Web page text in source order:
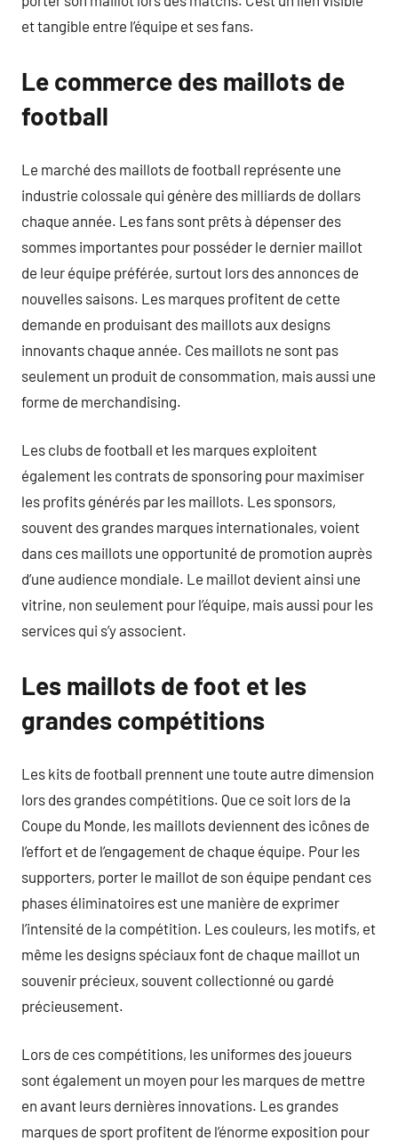
et tangible entre l’équipe et ses fans.
Le commerce des maillots de
football
Le marché des maillots de football représente une
industrie colossale qui génère des milliards de dollars
chaque année. Les fans sont prêts à dépenser des
sommes importantes pour posséder le dernier maillot
de leur équipe préférée, surtout lors des annonces de
nouvelles saisons. Les marques profitent de cette
demande en produisant des maillots aux designs
innovants chaque année. Ces maillots ne sont pas
seulement un produit de consommation, mais aussi une
forme de merchandising.
Les clubs de football et les marques exploitent
également les contrats de sponsoring pour maximiser
les profits générés par les maillots. Les sponsors,
souvent des grandes marques internationales, voient
dans ces maillots une opportunité de promotion auprès
d’une audience mondiale. Le maillot devient ainsi une
vitrine, non seulement pour l’équipe, mais aussi pour les
services qui s’y associent.
Les maillots de foot et les
grandes compétitions
Les kits de football prennent une toute autre dimension
lors des grandes compétitions. Que ce soit lors de la
Coupe du Monde, les maillots deviennent des icônes de
l’effort et de l’engagement de chaque équipe. Pour les
supporters, porter le maillot de son équipe pendant ces
phases éliminatoires est une manière de exprimer
l’intensité de la compétition. Les couleurs, les motifs, et
même les designs spéciaux font de chaque maillot un
souvenir précieux, souvent collectionné ou gardé
précieusement.
Lors de ces compétitions, les uniformes des joueurs
sont également un moyen pour les marques de mettre
en avant leurs dernières innovations. Les grandes
marques de sport profitent de l’énorme exposition pour